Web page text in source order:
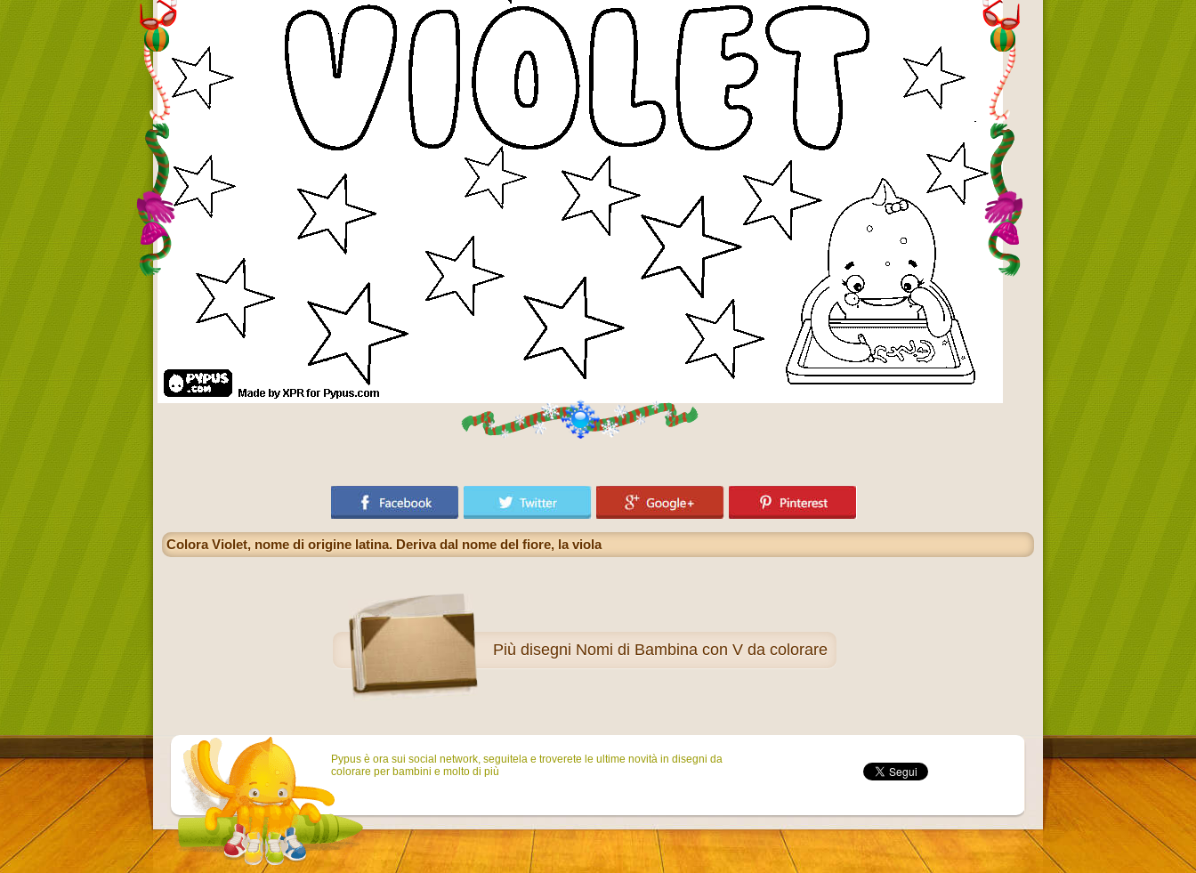
Colora Violet, nome di origine latina. Deriva dal nome del fiore, la viola
Più disegni Nomi di Bambina con V da colorare
Pypus è ora sui social network, seguitela e troverete le ultime novità in disegni da
colorare per bambini e molto di più